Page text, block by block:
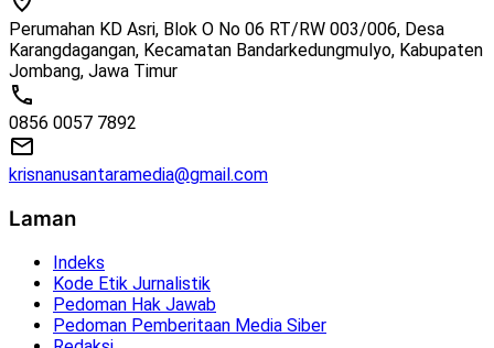
Perumahan KD Asri, Blok O No 06 RT/RW 003/006, Desa
Karangdagangan, Kecamatan Bandarkedungmulyo, Kabupaten
Jombang, Jawa Timur
0856 0057 7892
krisnanusantaramedia@gmail.com
Laman
Indeks
Kode Etik Jurnalistik
Pedoman Hak Jawab
Pedoman Pemberitaan Media Siber